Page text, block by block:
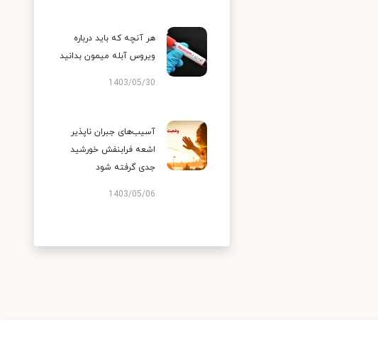
هر آنچه که باید درباره
ویروس آبله میمون بدانید
1403/05/30
آسیب‌های جبران ناپذیر
اشعه فرابنفش خورشید
جدی گرفته شود
1403/05/06